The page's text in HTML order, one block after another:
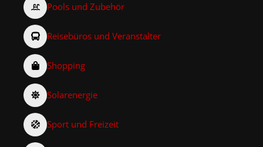
Pools und Zubehör
Reisebüros und Veranstalter
Shopping
Solarenergie
Sport und Freizeit